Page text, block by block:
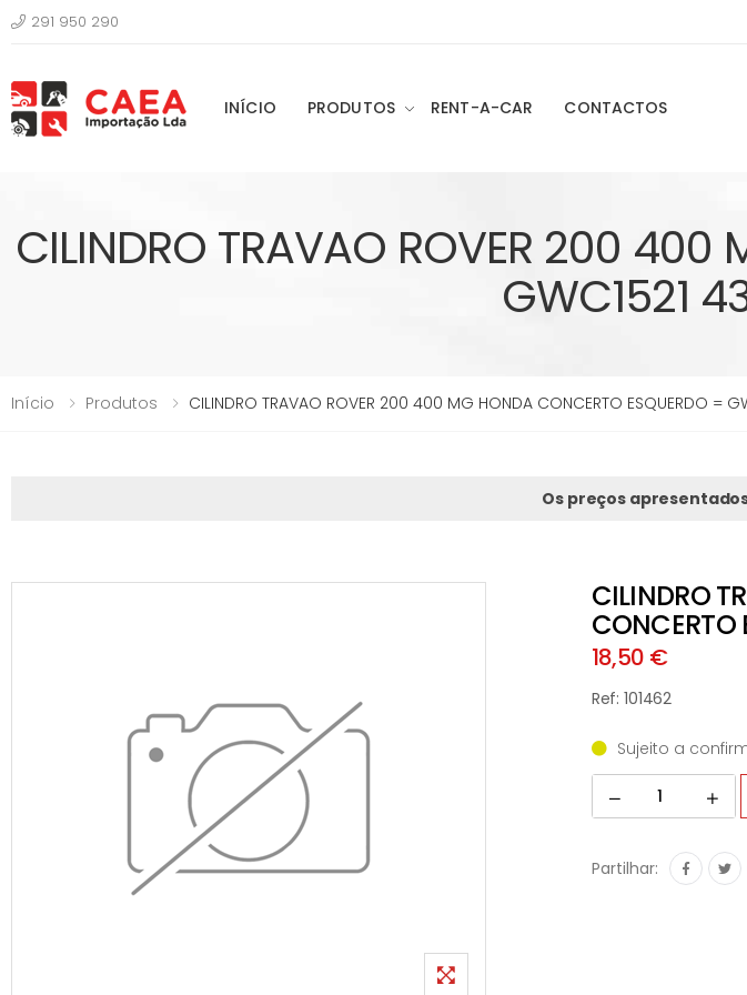
291 950 290
INÍCIO PRODUTOS RENT-A-CAR CONTACTOS
CILINDRO TRAVAO ROVER 200 400
GWC1521
Início Produtos CILINDRO TRAVAO ROVER 200 400 MG HONDA CONCERTO ESQUERDO =
Os preços
CILINDRO
18,50 €
Ref: 101462
Sujeito a
Partilhar: